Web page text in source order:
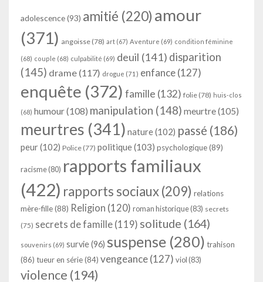
adolescence(93) amitié (220) amour
(371) angoisse (78) art (67) Aventure (69) condition féminine
(68) couple (68) culpabilité (69) deuil (141) disparition
(145) drame (117) drogue (71) enfance(127)
enquête (372) famille (132) folie (78) huis-clos
(68) humour(108) manipulation (148) meurtre(105)
meurtres (341) nature(102) passé (186)
peur(102) Police (77) politique(103) psychologique(89)
racisme (80) rapports familiaux
(422) rapports sociaux(209) relations
mère-fille(88) Religion (120) roman historique(83) secrets
(75) secrets de famille (119) solitude (164)
souvenirs (69) survie(96) suspense (280) trahison
(86) tueur en série(84) vengeance(127) viol (83)
violence (194)